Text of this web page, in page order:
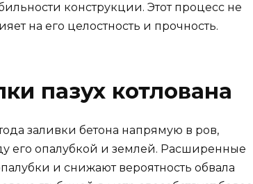
конструкции. Этот процесс не
на его целостность и прочность.
пазух котлована
заливки бетона напрямую в ров,
его опалубкой и землей. Расширенные
и снижают вероятность обвала